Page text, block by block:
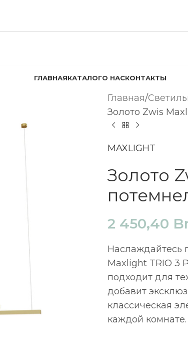
ГЛАВНАЯКАТАЛОГО НАСКОНТАКТЫ
Главная
Золото Zwis
MAXLIGHT
Золото
2 450,40
Наслаждайтесь
Maxlight TRIO 3
подходит для
добавит
классическая
каждой комнате.